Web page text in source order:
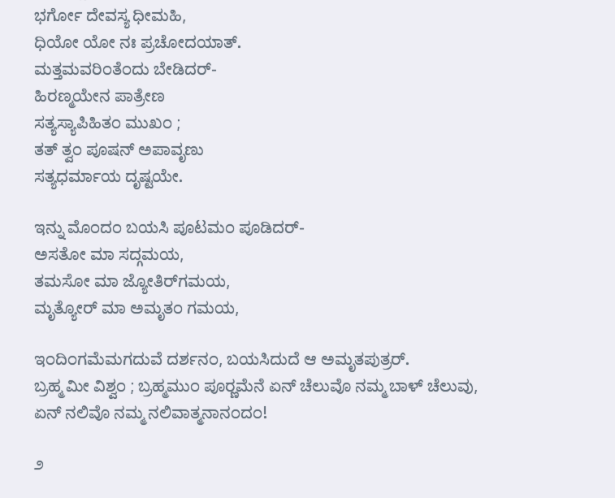
ಭರ್ಗೋ ದೇವಸ್ಯ ಧೀಮಹಿ,
ಧಿಯೋ ಯೋ ನಃ ಪ್ರಚೋದಯಾತ್.
ಮತ್ತಮವರಿಂತೆಂದು ಬೇಡಿದರ್‌-
ಹಿರಣ್ಮಯೇನ ಪಾತ್ರೇಣ
ಸತ್ಯಸ್ಯಾಪಿಹಿತಂ ಮುಖಂ ;
ತತ್ ತ್ವಂ ಪೂಷನ್ ಅಪಾವೃಣು
ಸತ್ಯಧರ್ಮಾಯ ದೃಷ್ಟಯೇ.
ಇನ್ನು ಮೊಂದಂ ಬಯಸಿ ಪೂಟಮಂ ಪೂಡಿದರ್-
ಅಸತೋ ಮಾ ಸದ್ಗಮಯ,
ತಮಸೋ ಮಾ ಜ್ಯೋತಿರ್‌ಗಮಯ,
ಮೃತ್ಯೋರ್ ಮಾ ಅಮೃತಂ ಗಮಯ,
ಇಂದಿಂಗಮೆಮಗದುವೆ ದರ್ಶನಂ, ಬಯಸಿದುದೆ ಆ ಅಮೃತಪುತ್ರರ್.
ಬ್ರಹ್ಮ ಮೀ ವಿಶ್ವಂ ; ಬ್ರಹ್ಮಮುಂ ಪೂರ್‍ಣಮೆನೆ ಏನ್ ಚೆಲುವೊ ನಮ್ಮ ಬಾಳ್ ಚೆಲುವು,
ಏನ್ ನಲಿವೊ ನಮ್ಮ ನಲಿವಾತ್ಮನಾನಂದಂ!
೨